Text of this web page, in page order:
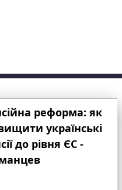
реформа: як
українські
до рівня ЄС -